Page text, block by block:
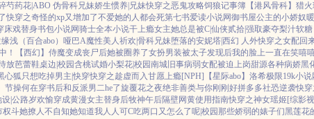
芍药花|ABO 伪骨科兄妹娇生惯养|兄妹快穿之恶鬼攻略饲狼记事簿 【港风骨科】猎火
快穿之奇怪的xp又增加了不爱她的人都会死第七书爱读小说网御书屋公主的小娇奴
床戏替身书包小说网骑士全本小说干上瘾女主她总是被C|仙侠贰拾|强取豪夺梨汁软糖
缘浅（百合abo）哑巴A魔性美人祈欢|骨科兄妹堕落的安妮塔|西幻 人外快穿之女配回
！ 【西幻】侍魔变成丧尸后她被圈养了女扮男装被太子发现后我的脸上一直在笑嘻
放芭蕾鞋桌边|校园含桃试婚小梨花|校园南城旧事病弱女配被迫上岗甜源各种病娇黑
心狐只想吃掉男主|快穿快穿之趁虚而入甘愿上瘾[NPH] 【星际abo】洛希极限19k小说
节操何在穿书后和反派男二he了旋覆花之夜绝非善类与你刚刚好拼多多社恐逆袭快
设|公路岁欢愉穿成黄漫女主替身后牧神午后隔壁网黄使用指南快穿之神女瑶姬[综影
权斗她撩人不自知她知道我人人可C吃两口又怎么了呢|校园那些娇弱的婊子们黑莲花